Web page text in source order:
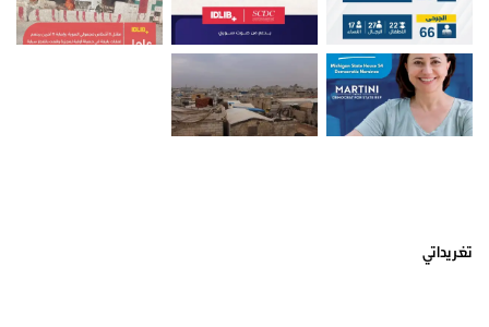
تغريداتي